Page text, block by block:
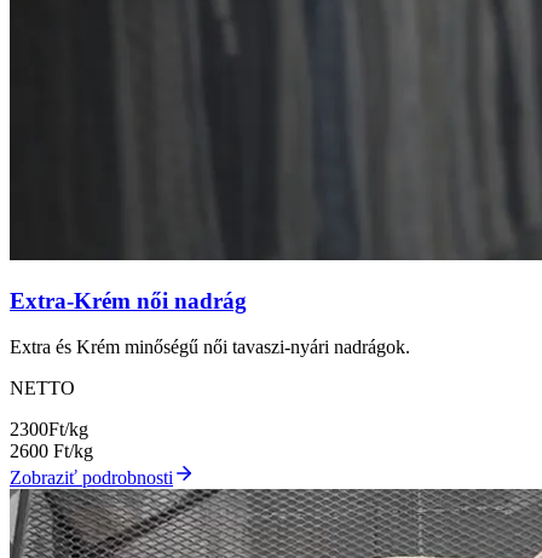
Extra-Krém női nadrág
Extra és Krém minőségű női tavaszi-nyári nadrágok.
NETTO
2300Ft/kg
2600 Ft/kg
Zobraziť podrobnosti